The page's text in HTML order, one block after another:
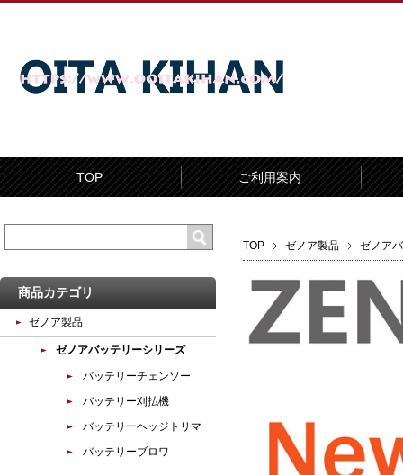
TOP ご利用案内
TOP ゼノア製品 ゼノア
商品カテゴリ
ゼノア製品
ゼノアバッテリーシリーズ
バッテリーチェンソー
バッテリー刈払機
バッテリーヘッジトリマ
バッテリーブロワ